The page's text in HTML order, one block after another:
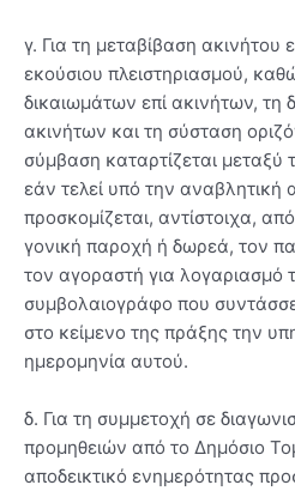
γ. Για τη μεταβίβαση ακινήτου
εκούσιου πλειστηριασμού,
δικαιωμάτων επί ακινήτων,
ακινήτων και τη σύσταση
σύμβαση καταρτίζεται
εάν τελεί υπό την αναβλητική
προσκομίζεται, αντίστοιχα,
γονική παροχή ή δωρεά, τον
τον αγοραστή για
συμβολαιογράφο που
στο κείμενο της πράξης την
ημερομηνία αυτού.
δ. Για τη συμμετοχή σε
προμηθειών από το Δημόσιο
αποδεικτικό ενημερότητας